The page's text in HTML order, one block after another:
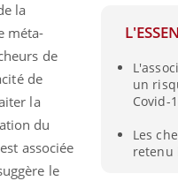
un
Covid-
Les
retenu
la
méta-
de
de
la
du
associée
le
écrans
sur nos